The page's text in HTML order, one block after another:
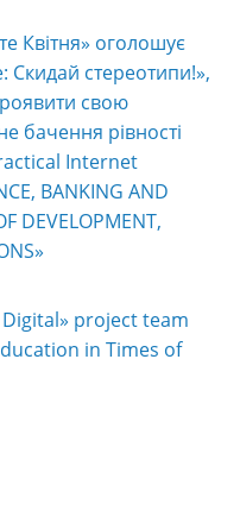
Квітня» оголошує
Скидай стереотипи!»,
свою
бачення рівності
Internet
BANKING AND
DEVELOPMENT,
project team
in Times of